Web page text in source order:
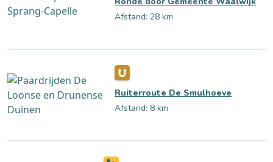
Afstand: 28 km
Ruiterroute De Smulhoeve
Afstand: 8 km